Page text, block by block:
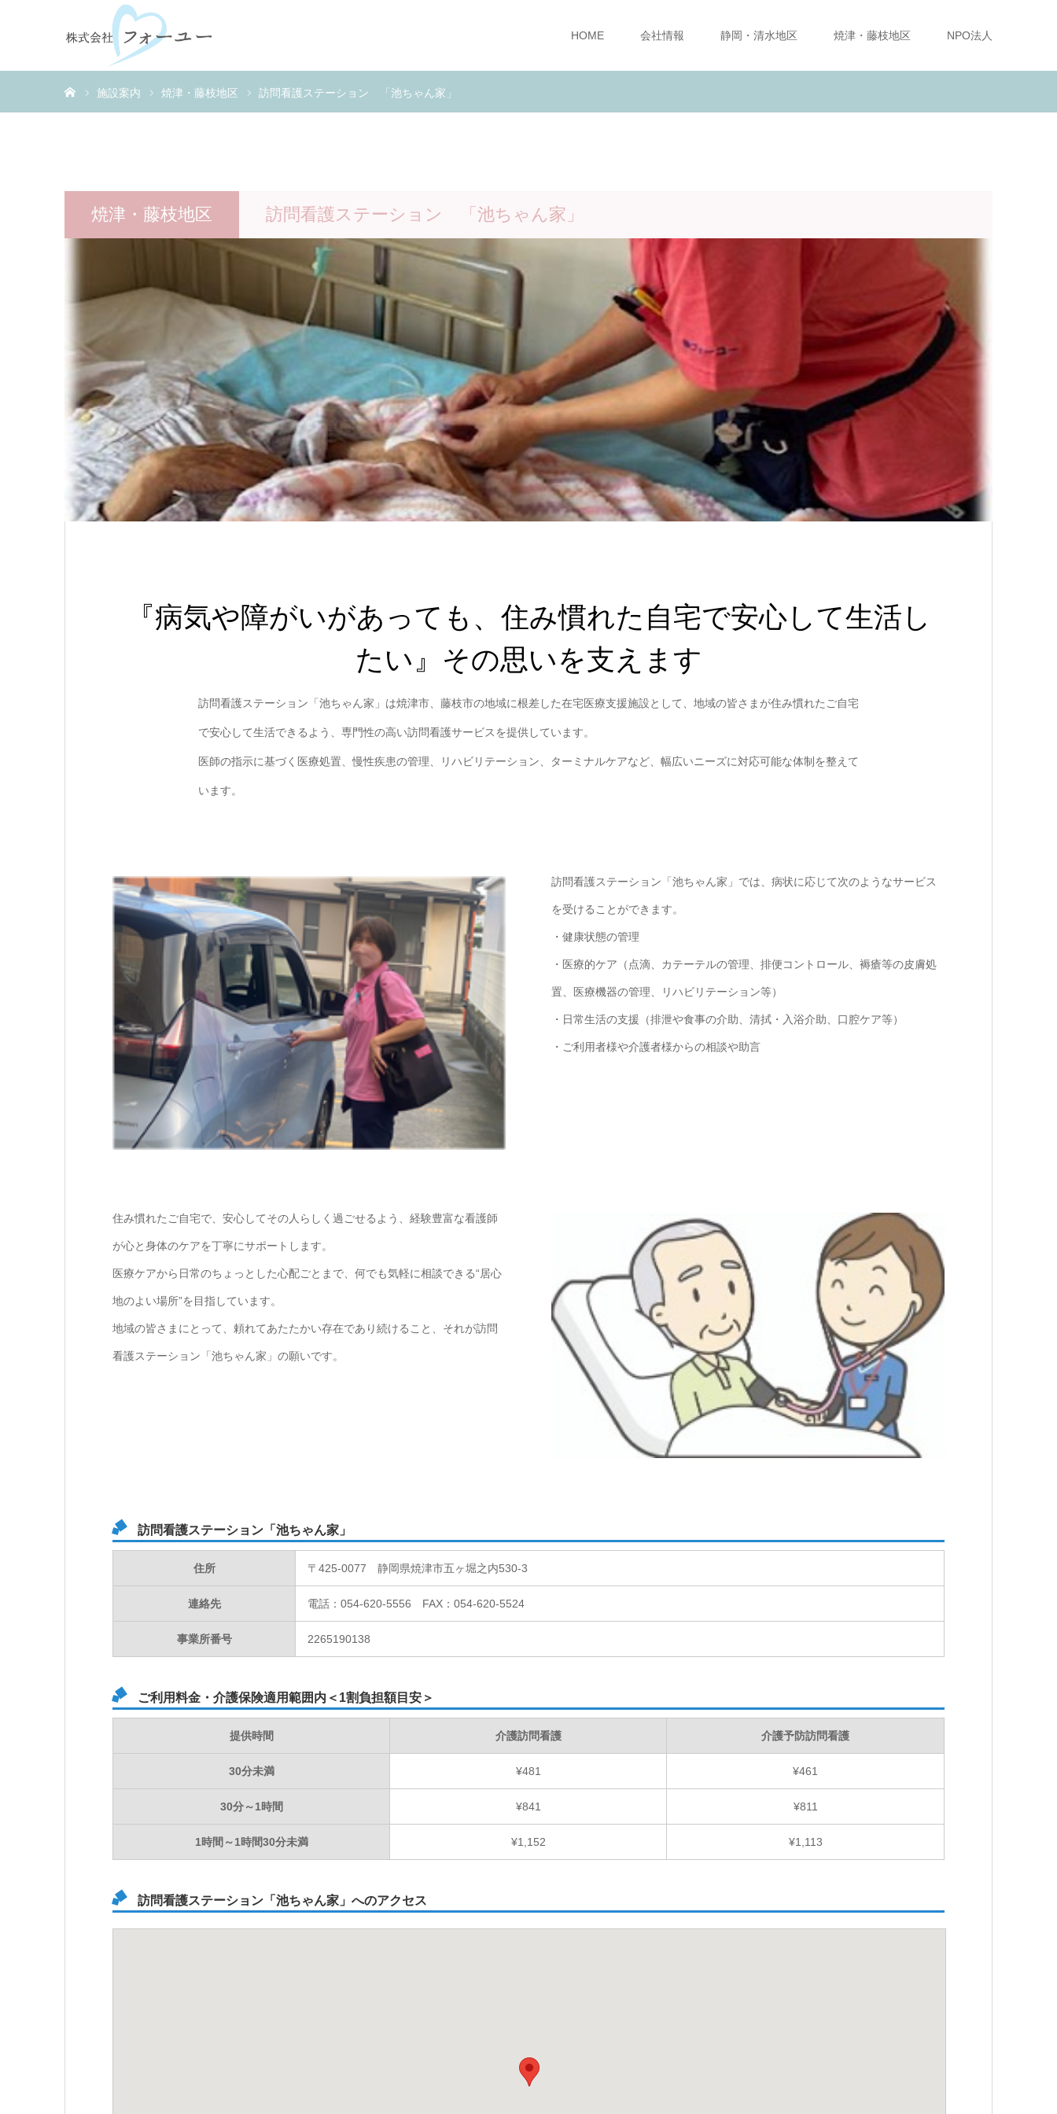
HOME 会社情報 静岡・清水地区 焼津・藤枝地区 NPO法人
施設案内 焼津・藤枝地区 訪問看護ステーション 「池ちゃん家」
焼津・藤枝地区 訪問看護ステーション 「池ちゃん家」
『病気や障がいがあっても、住み慣れた自宅で安心して生活し
たい』その思いを支えます
訪問看護ステーション「池ちゃん家」は焼津市、藤枝市の地域に根差した在宅医療支援施設として、地域の皆さまが住み慣れたご自宅
で安心して生活できるよう、専門性の高い訪問看護サービスを提供しています。
医師の指示に基づく医療処置、慢性疾患の管理、リハビリテーション、ターミナルケアなど、幅広いニーズに対応可能な体制を整えて
います。
訪問看護ステーション「池ちゃん家」では、病状に応じて次のようなサービス
を受けることができます。
・健康状態の管理
・医療的ケア（点滴、カテーテルの管理、排便コントロール、褥瘡等の皮膚処
置、医療機器の管理、リハビリテーション等）
・日常生活の支援（排泄や食事の介助、清拭・入浴介助、口腔ケア等）
・ご利用者様や介護者様からの相談や助言
住み慣れたご自宅で、安心してその人らしく過ごせるよう、経験豊富な看護師
が心と身体のケアを丁寧にサポートします。
医療ケアから日常のちょっとした心配ごとまで、何でも気軽に相談できる“居心
地のよい場所”を目指しています。
地域の皆さまにとって、頼れてあたたかい存在であり続けること、それが訪問
看護ステーション「池ちゃん家」の願いです。
訪問看護ステーション「池ちゃん家」
住所 〒425-0077 静岡県焼津市五ヶ堀之内530-3
連絡先 電話：054-620-5556 FAX：054-620-5524
事業所番号 2265190138
ご利用料金・介護保険適用範囲内＜1割負担額目安＞
提供時間 介護訪問看護 介護予防訪問看護
30分未満 ¥481 ¥461
30分～1時間 ¥841 ¥811
1時間～1時間30分未満 ¥1,152 ¥1,113
訪問看護ステーション「池ちゃん家」へのアクセス